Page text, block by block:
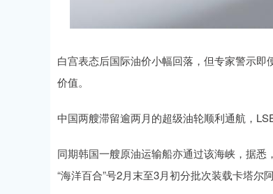
白宫表态后国际油价小幅回落，但专家警示
价值。
中国两艘滞留逾两月的超级油轮顺利通航，
同期韩国一艘原油运输船亦通过该海峡，据悉
“海洋百合”号2月末至3月初分批次装载卡塔尔